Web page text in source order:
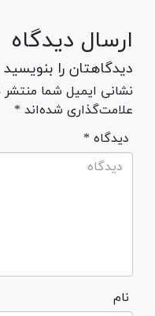
ارسال دیدگاه
دیدگاهتان را بنویسید
نشانی ایمیل شما
علامت‌گذاری شده‌اند *
* دیدگاه
نام